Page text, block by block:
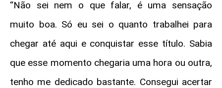
“Não sei nem o que falar, é uma sensação
muito boa. Só eu sei o quanto trabalhei para
chegar até aqui e conquistar esse título. Sabia
que esse momento chegaria uma hora ou outra,
tenho me dedicado bastante. Consegui acertar